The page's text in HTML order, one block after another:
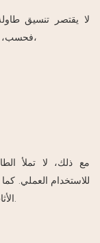
لا يقتصر تنسيق
فحسب، بل تُكمل الإكسسوارات المظهر العام. جرب إضافة،
مع ذلك، لا تملأ
للاستخدام العملي.